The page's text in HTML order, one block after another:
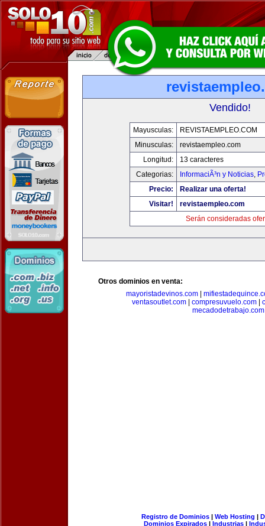
Vendido!
Mayusculas:
REVISTAEMPLEO.COM
Minusculas:
revistaempleo.com
Longitud:
13 caracteres
Categorias:
InformaciÃ³n y Noticias,
Precio:
Realizar una oferta!
Visitar!
revistaempleo.com
Serán consideradas
Otros dominios en venta:
mayoristadevinos.com
ventasoutlet.com
compresuvuelo.com
mecadodetrabajo.com
Registro de Dominios| Web Hosting |
Dominios Expirados | Industrias |